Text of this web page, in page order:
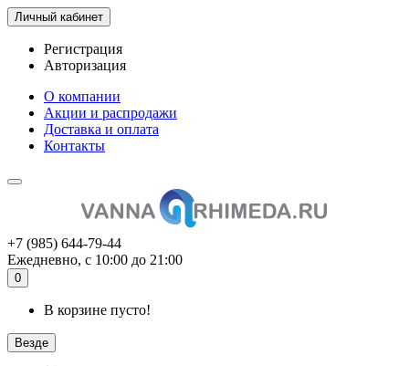
Личный кабинет
Регистрация
Авторизация
О компании
Акции и распродажи
Доставка и оплата
Контакты
+7 (985) 644-79-44
Ежедневно, с 10:00 до 21:00
0
В корзине пусто!
Везде